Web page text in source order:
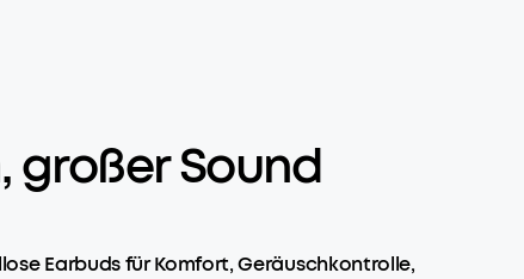
großer Sound
Earbuds für Komfort, Geräuschkontrolle,